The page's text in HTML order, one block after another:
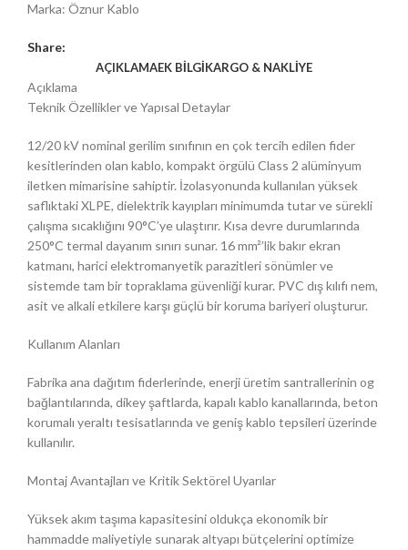
Marka: Öznur Kablo
Share:
AÇIKLAMAEK BILGIKARGO & NAKLIYE
Açıklama
Teknik Özellikler ve Yapısal Detaylar
12/20 kV nominal gerilim sınıfının en çok tercih edilen fider
kesitlerinden olan kablo, kompakt örgülü Class 2 alüminyum
iletken mimarisine sahiptir. İzolasyonunda kullanılan yüksek
saflıktaki XLPE, dielektrik kayıpları minimumda tutar ve sürekli
çalışma sıcaklığını 90°C’ye ulaştırır. Kısa devre durumlarında
250°C termal dayanım sınırı sunar. 16 mm²’lik bakır ekran
katmanı, harici elektromanyetik parazitleri sönümler ve
sistemde tam bir topraklama güvenliği kurar. PVC dış kılıfı nem,
asit ve alkali etkilere karşı güçlü bir koruma bariyeri oluşturur.
Kullanım Alanları
Fabrika ana dağıtım fiderlerinde, enerji üretim santrallerinin og
bağlantılarında, dikey şaftlarda, kapalı kablo kanallarında, beton
korumalı yeraltı tesisatlarında ve geniş kablo tepsileri üzerinde
kullanılır.
Montaj Avantajları ve Kritik Sektörel Uyarılar
Yüksek akım taşıma kapasitesini oldukça ekonomik bir
hammadde maliyetiyle sunarak altyapı bütçelerini optimize